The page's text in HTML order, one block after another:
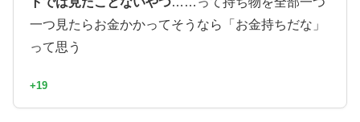
一つ見たらお金かかってそうなら「お金持ちだな」
って思う
+19